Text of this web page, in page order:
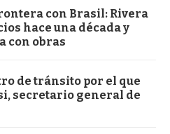
con Brasil: Rivera
hace una década y
con obras
de tránsito por el que
secretario general de